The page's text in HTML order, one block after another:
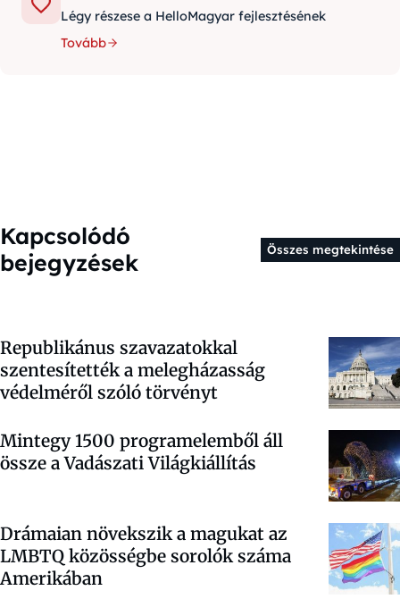
Légy részese a HelloMagyar fejlesztésének
Tovább
Kapcsolódó
bejegyzések
Összes megtekintése
Republikánus szavazatokkal
szentesítették a melegházasság
védelméről szóló törvényt
Mintegy 1500 programelemből áll
össze a Vadászati Világkiállítás
Drámaian növekszik a magukat az
LMBTQ közösségbe sorolók száma
Amerikában